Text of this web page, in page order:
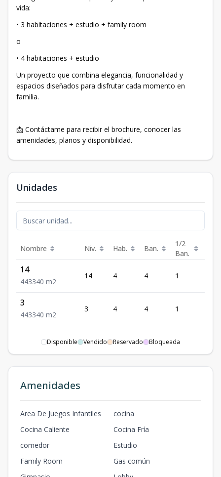
vida:
• 3 habitaciones + estudio + family room
o
• 4 habitaciones + estudio
Un proyecto que combina elegancia, funcionalidad y
espacios diseñados para disfrutar cada momento en
familia.
📩 Contáctame para recibir el brochure, conocer las
amenidades, planos y disponibilidad.
Unidades
Nombre Niv. Hab. Ban.
1/2
Ban.
14
443340 m2
14 4 4 1
3
443340 m2
3 4 4 1
Disponible Vendido Reservado Bloqueada
Amenidades
Area De Juegos Infantiles
cocina
Cocina Caliente
Cocina Fría
comedor
Estudio
Family Room
Gas común